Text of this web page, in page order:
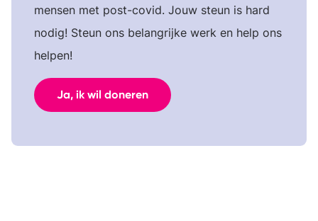
mensen met post-covid. Jouw steun is hard
nodig! Steun ons belangrijke werk en help ons
helpen!
Ja, ik wil doneren